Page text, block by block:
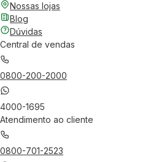
Nossas lojas
Blog
Dúvidas
Central de vendas
0800-200-2000
4000-1695
Atendimento ao cliente
0800-701-2523